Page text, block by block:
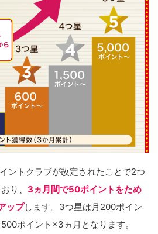
ントクラブが改定されたことで2つ
り、 3ヵ月間で50ポイントをため
ップします。3つ星は月200ポイン
ポイント×3ヵ月となります。